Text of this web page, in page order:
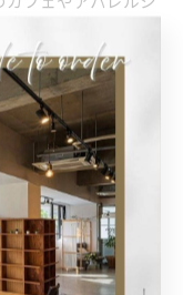
を高めています。
一方、造作什器は
デザインの核とな
選びが空間づくり
たいのは、豊富な